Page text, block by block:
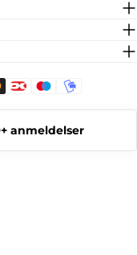
anmeldelser